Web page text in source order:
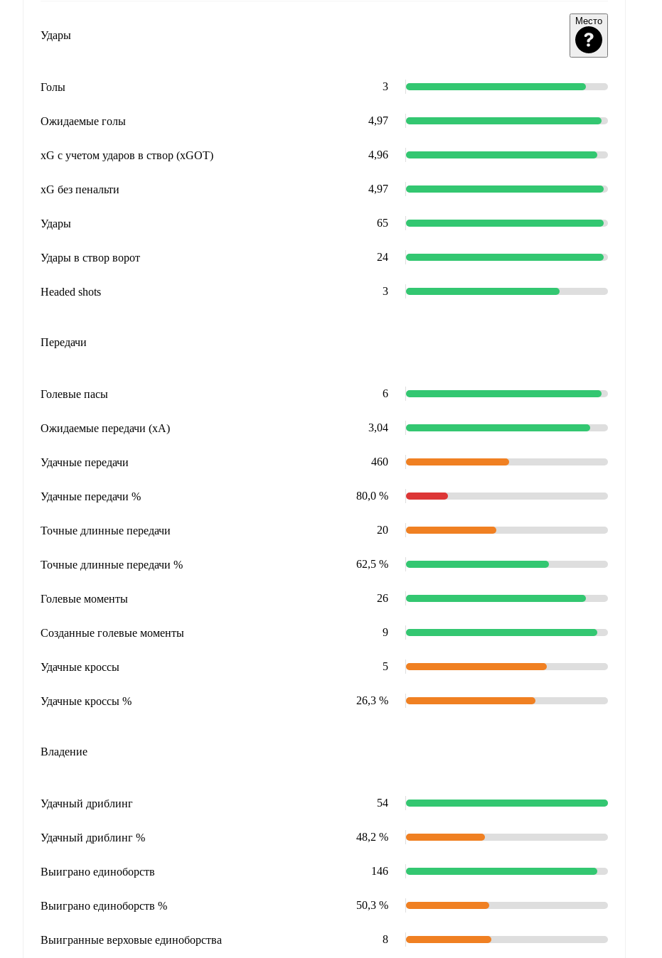
Удары
Место
Голы 3
Ожидаемые голы 4,97
xG с учетом ударов в створ (xGOT) 4,96
xG без пенальти 4,97
Удары 65
Удары в створ ворот 24
Headed shots 3
Передачи
Голевые пасы 6
Ожидаемые передачи (xA) 3,04
Удачные передачи 460
Удачные передачи % 80,0 %
Точные длинные передачи 20
Точные длинные передачи % 62,5 %
Голевые моменты 26
Созданные голевые моменты 9
Удачные кроссы 5
Удачные кроссы % 26,3 %
Владение
Удачный дриблинг 54
Удачный дриблинг % 48,2 %
Выиграно единоборств 146
Выиграно единоборств % 50,3 %
Выигранные верховые единоборства 8